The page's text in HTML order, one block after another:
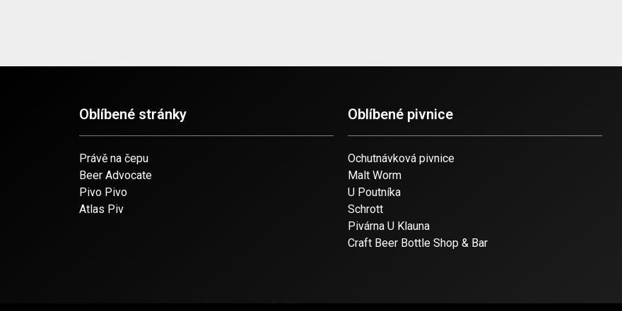
Oblíbené stránky
Právě na čepu
Beer Advocate
Pivo Pivo
Atlas Piv
Oblíbené pivnice
Ochutnávková pivnice
Malt Worm
U Poutníka
Schrott
Pivárna U Klauna
Craft Beer Bottle Shop & Bar